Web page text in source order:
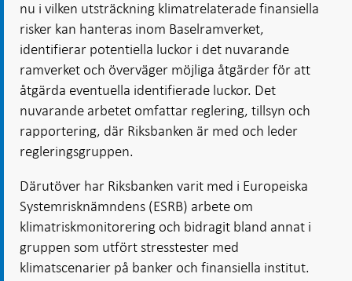
nu i vilken utsträckning klimatrelaterade finansiella
risker kan hanteras inom Baselramverket,
identifierar potentiella luckor i det nuvarande
ramverket och överväger möjliga åtgärder för att
åtgärda eventuella identifierade luckor. Det
nuvarande arbetet omfattar reglering, tillsyn och
rapportering, där Riksbanken är med och leder
regleringsgruppen.
Därutöver har Riksbanken varit med i Europeiska
Systemrisknämndens (ESRB) arbete om
klimatriskmonitorering och bidragit bland annat i
gruppen som utfört stresstester med
klimatscenarier på banker och finansiella institut.